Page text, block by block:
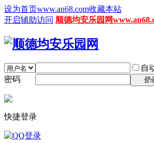
设为首页www.an68.com收藏本站
开启辅助访问 顺德均安乐园网
自
密码
登
快捷登录